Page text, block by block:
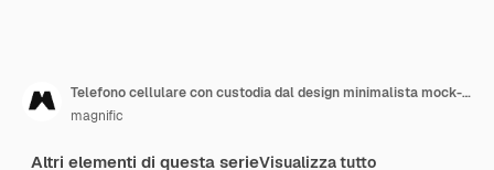
Telefono cellulare con custodia dal design minimalista mock-up
magnific
Altri elementi di questa serieVisualizza tutto